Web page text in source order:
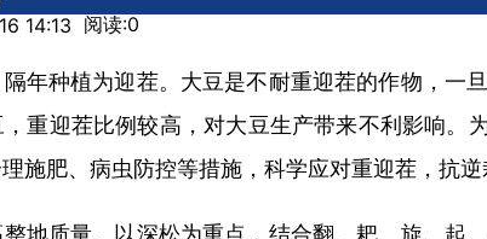
14:13 阅读:0
年种植为迎茬。大豆是不耐重迎茬的作物，一
重迎茬比例较高，对大豆生产带来不利影响。
施肥、病虫防控等措施，科学应对重迎茬，抗逆
整地质量。以深松为重点，结合翻、耙、旋、